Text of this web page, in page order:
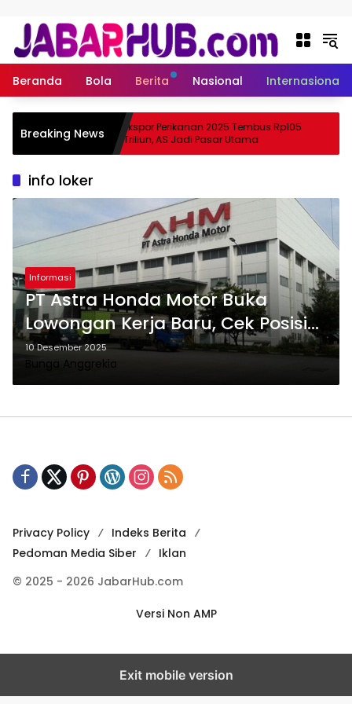
Beranda Bola Berita Nasional Internasional
Breaking News
Suzuki?
Ekspor Perikanan 2025 Tembus Rp105
Triliun, AS Jadi Pasar Utama
info loker
Informasi
PT Astra Honda Motor Buka
Lowongan Kerja Baru, Cek Posisi
dan Link Pendaftaran
10 Desember 2025
Bunga Anggrekia
Privacy Policy
Indeks Berita
Pedoman Media Siber
Iklan
© 2025 - 2026 JabarHub.com
Versi Non AMP
Exit mobile version